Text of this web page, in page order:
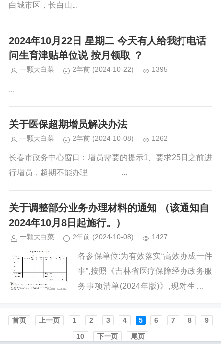
白城市区，长白山...
2024年10月22日 星期二 今天有人给我打电话
问生育津贴单位说 按月领取 ？
一颗大白菜 2年前 (2024-10-22) 1395
...
关于医保超期增员解决办法
一颗大白菜 2年前 (2024-10-08) 1262
长春市政务中心窗口：增员需要的提示1、要求25日之前进
行增员，超期不能办理 ...
关于调整部分业务办理材料的通知 （该通知自
2024年10月8日起施行。）
一颗大白菜 2年前 (2024-10-08) 1427
各参保单位:为有效落实“高效办成一件
事”,按照《吉林省医疗保障经办政务服
务事项清单(2024年版)》,现对生育津
材料调整如下:一、《生育津贴(补贴)报
销凭证》取消加盖...
首页️ 上一页 1 2 3 4 5 6 7 8
9
10
下一页 尾页